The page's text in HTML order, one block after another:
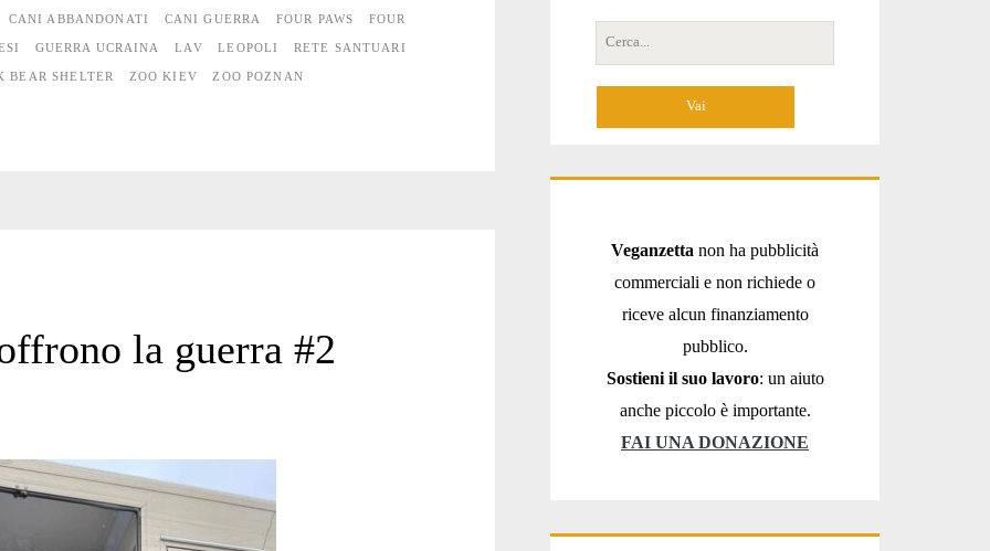
CANI ABBANDONATI CANI GUERRA FOUR PAWS FOUR
GUERRA UCRAINA LAV LEOPOLI RETE SANTUARI
BEAR SHELTER ZOO KIEV ZOO POZNAN
la guerra #2
Cerca
per:
Veganzetta non ha pubblicità
commerciali e non richiede o
riceve alcun finanziamento
pubblico.
Sostieni il suo lavoro: un aiuto
anche piccolo è importante.
FAI UNA DONAZIONE